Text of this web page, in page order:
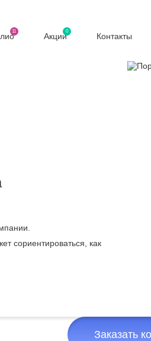
11
Акции
0
Контакты
сориентироваться, как
Заказать